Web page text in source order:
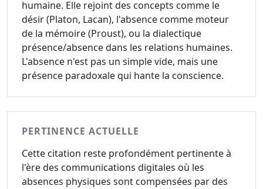
humaine. Elle rejoint des concepts comme le
désir (Platon, Lacan), l'absence comme moteur
de la mémoire (Proust), ou la dialectique
présence/absence dans les relations humaines.
L'absence n'est pas un simple vide, mais une
présence paradoxale qui hante la conscience.
PERTINENCE ACTUELLE
Cette citation reste profondément pertinente à
l'ère des communications digitales où les
absences physiques sont compensées par des